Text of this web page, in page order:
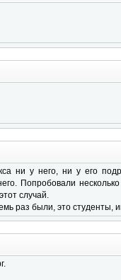
ни у него, ни у его
Попробовали
случай.
раз были, это студенты,